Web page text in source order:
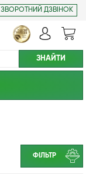
ЗВОРОТНИЙ ДЗВІНОК
ФІЛЬТР